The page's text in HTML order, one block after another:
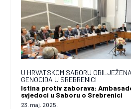
U HRVATSKOM SABORU
GENOCIDA U SREBRENICI
Istina protiv zaborava:
svjedoci u Saboru o Srebrenici
23. maj. 2025.